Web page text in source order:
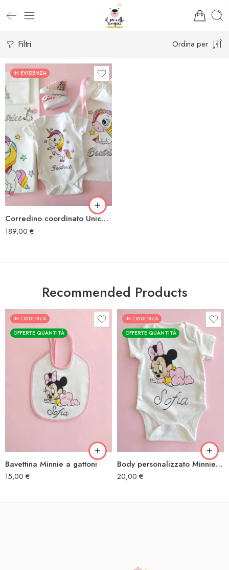
Filtri Ordina per
IN EVIDENZA
Corredino coordinato Unicorno stelle
189,00 €
Recommended Products
IN EVIDENZA
OFFERTE QUANTITÀ
Bavettina Minnie a gattoni
15,00 €
IN EVIDENZA
OFFERTE QUANTITÀ
Body personalizzato Minnie a gattoni
20,00 €